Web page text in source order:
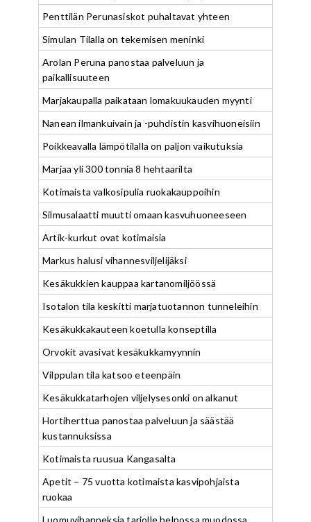
Penttilän Perunasiskot puhaltavat yhteen
Simulan Tilalla on tekemisen meninki
Arolan Peruna panostaa palveluun ja
paikallisuuteen
Marjakaupalla paikataan lomakuukauden myynti
Nanean ilmankuivain ja -puhdistin kasvihuoneisiin
Poikkeavalla lämpötilalla on paljon vaikutuksia
Marjaa yli 300 tonnia 8 hehtaarilta
Kotimaista valkosipulia ruokakauppoihin
Silmusalaatti muutti omaan kasvuhuoneeseen
Artik-kurkut ovat kotimaisia
Markus halusi vihannesviljelijäksi
Kesäkukkien kauppaa kartanomiljöössä
Isotalon tila keskitti marjatuotannon tunneleihin
Kesäkukkakauteen koetulla konseptilla
Orvokit avasivat kesäkukkamyynnin
Vilppulan tila katsoo eteenpäin
Kesäkukkatarhojen viljelysesonki on alkanut
Hortiherttua panostaa palveluun ja säästää
kustannuksissa
Kotimaista ruusua Kangasalta
Apetit – 75 vuotta kotimaista kasvipohjaista
ruokaa
Luomuvihanneksia tarjolle helpossa muodossa